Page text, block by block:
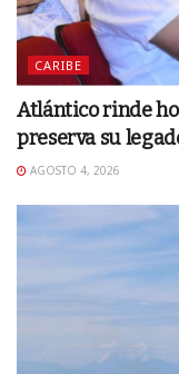
CARIBE
Atlántico rinde
preserva su
AGOSTO 4, 2026